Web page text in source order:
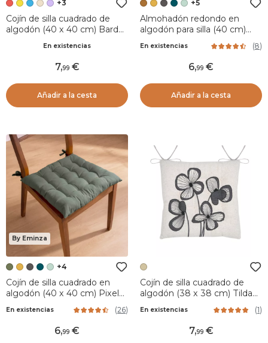
+3
Cojín de silla cuadrado de
algodón (40 x 40 cm) Bardot
En existencias
7,99
Añadir a la cesta
+5
Almohadón redondo en
algodón para silla (40 cm)
En existencias (8)
6,99
Añadir a la cesta
By Eminza
+4
Cojín de silla cuadrado en
algodón (40 x 40 cm) Pixel
En existencias (26)
6,99
Cojín de silla cuadrado de
algodón (38 x 38 cm) Tilda
En existencias (1)
7,99